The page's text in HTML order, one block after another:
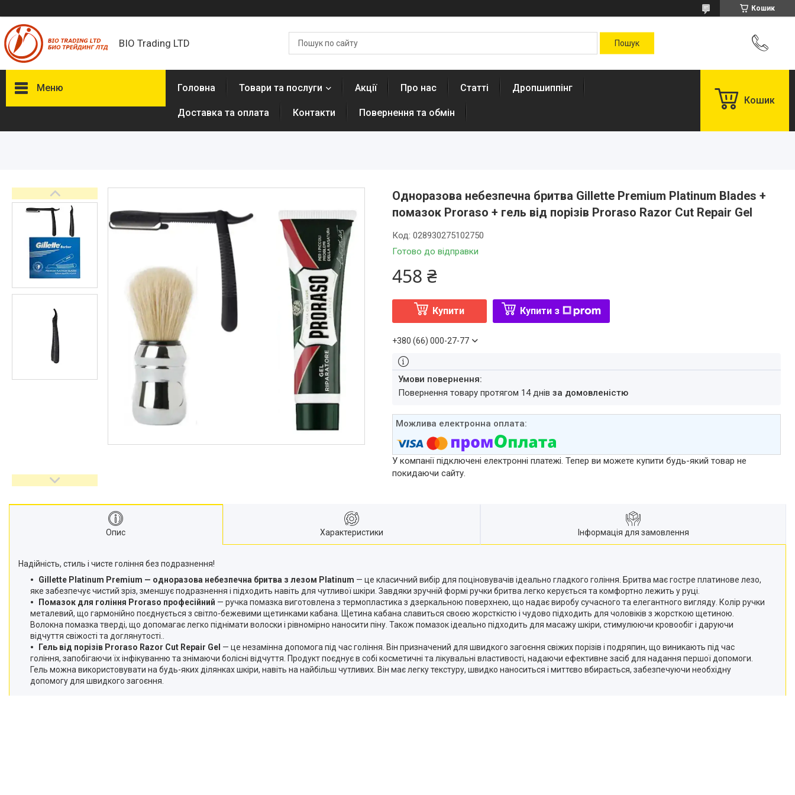
Кошик
BIO Trading LTD
Меню
Гігієна та здоров'я
Іграшки
Сумки, рюкзаки
Аксесуари з натуральної шкіри
(пітон, крокодил)
Взуття
Екіпірування для полювання та
риболовлі
Засоби приглушення
радіосигналу
Товари з Польщі
Побутова хімія з Європи
Електричні зубні щітки
Про нас
Головна Товари та послуги Акції Про нас Статті Дропшиппінг
Доставка та оплата Контакти Повернення та обмін
Кошик
Одноразова небезпечна бритва Gillette Premium Platinum Blades +
помазок Proraso + гель від порізів Proraso Razor Cut Repair Gel
Готово до відправки
Код: 028930275102750
458 ₴
Купити Купити з
+380 (66) 000-27-77
повернення товару протягом 14 днів за домовленістю
У компанії підключені електронні платежі. Тепер ви можете купити будь-який товар не
покидаючи сайту.
Опис Характеристики Інформація для замовлення
Надійність, стиль і чисте гоління без подразнення!
Gillette Platinum Premium — одноразова небезпечна бритва з лезом Platinum — це класичний вибір для поціновувачів ідеально гладкого гоління. Бритва має гостре платинове лезо,
яке забезпечує чистий зріз, зменшує подразнення і підходить навіть для чутливої шкіри. Завдяки зручній формі ручки бритва легко керується та комфортно лежить у руці.
Помазок для гоління Proraso професійний — ручка помазка виготовлена з термопластика з дзеркальною поверхнею, що надає виробу сучасного та елегантного вигляду. Колір ручки
металевий, що гармонійно поєднується з світло-бежевими щетинками кабана. Щетина кабана славиться своєю жорсткістю і чудово підходить для чоловіків з жорсткою щетиною.
Волокна помазка тверді, що допомагає легко піднімати волоски і рівномірно наносити піну. Також помазок ідеально підходить для масажу шкіри, стимулюючи кровообіг і даруючи
відчуття свіжості та доглянутості..
Гель від порізів Proraso Razor Cut Repair Gel — це незамінна допомога під час гоління. Він призначений для швидкого загоєння свіжих порізів і подряпин, що виникають під час
гоління, запобігаючи їх інфікуванню та знімаючи болісні відчуття. Продукт поєднує в собі косметичні та лікувальні властивості, надаючи ефективне засіб для надання першої допомоги.
Гель можна використовувати на будь-яких ділянках шкіри, навіть на найбільш чутливих. Він має легку текстуру, швидко наноситься і миттєво вбирається, забезпечуючи необхідну
допомогу для швидкого загоєння.